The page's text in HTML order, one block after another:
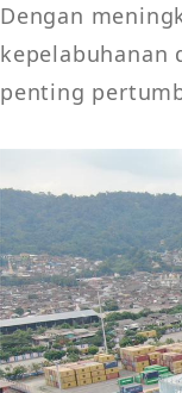
Dengan
kepelabuhanan
penting